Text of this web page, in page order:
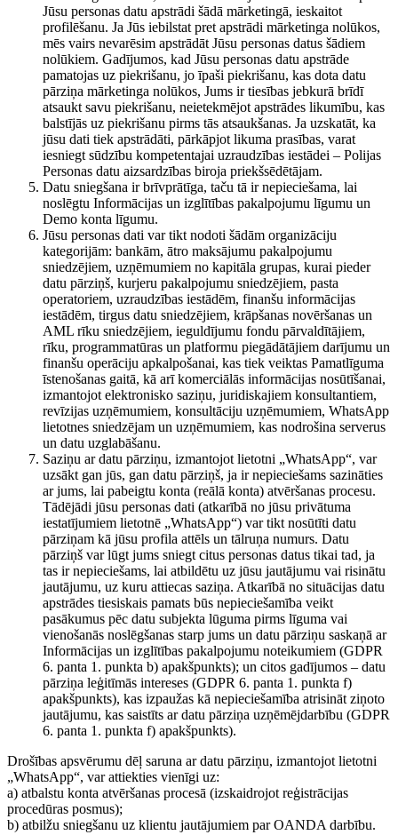
Jūsu personas datu apstrādi šādā mārketingā, ieskaitot
profilēšanu. Ja Jūs iebilstat pret apstrādi mārketinga nolūkos,
mēs vairs nevarēsim apstrādāt Jūsu personas datus šādiem
nolūkiem. Gadījumos, kad Jūsu personas datu apstrāde
pamatojas uz piekrišanu, jo īpaši piekrišanu, kas dota datu
pārziņa mārketinga nolūkos, Jums ir tiesības jebkurā brīdī
atsaukt savu piekrišanu, neietekmējot apstrādes likumību, kas
balstījās uz piekrišanu pirms tās atsaukšanas. Ja uzskatāt, ka
jūsu dati tiek apstrādāti, pārkāpjot likuma prasības, varat
iesniegt sūdzību kompetentajai uzraudzības iestādei – Polijas
Personas datu aizsardzības biroja priekšsēdētājam.
Datu sniegšana ir brīvprātīga, taču tā ir nepieciešama, lai
noslēgtu Informācijas un izglītības pakalpojumu līgumu un
Demo konta līgumu.
Jūsu personas dati var tikt nodoti šādām organizāciju
kategorijām: bankām, ātro maksājumu pakalpojumu
sniedzējiem, uzņēmumiem no kapitāla grupas, kurai pieder
datu pārziņš, kurjeru pakalpojumu sniedzējiem, pasta
operatoriem, uzraudzības iestādēm, finanšu informācijas
iestādēm, tirgus datu sniedzējiem, krāpšanas novēršanas un
AML rīku sniedzējiem, ieguldījumu fondu pārvaldītājiem,
rīku, programmatūras un platformu piegādātājiem darījumu un
finanšu operāciju apkalpošanai, kas tiek veiktas Pamatlīguma
īstenošanas gaitā, kā arī komerciālās informācijas nosūtīšanai,
izmantojot elektronisko saziņu, juridiskajiem konsultantiem,
revīzijas uzņēmumiem, konsultāciju uzņēmumiem, WhatsApp
lietotnes sniedzējam un uzņēmumiem, kas nodrošina serverus
un datu uzglabāšanu.
Saziņu ar datu pārziņu, izmantojot lietotni „WhatsApp“, var
uzsākt gan jūs, gan datu pārziņš, ja ir nepieciešams sazināties
ar jums, lai pabeigtu konta (reālā konta) atvēršanas procesu.
Tādējādi jūsu personas dati (atkarībā no jūsu privātuma
iestatījumiem lietotnē „WhatsApp“) var tikt nosūtīti datu
pārziņam kā jūsu profila attēls un tālruņa numurs. Datu
pārziņš var lūgt jums sniegt citus personas datus tikai tad, ja
tas ir nepieciešams, lai atbildētu uz jūsu jautājumu vai risinātu
jautājumu, uz kuru attiecas saziņa. Atkarībā no situācijas datu
apstrādes tiesiskais pamats būs nepieciešamība veikt
pasākumus pēc datu subjekta lūguma pirms līguma vai
vienošanās noslēgšanas starp jums un datu pārziņu saskaņā ar
Informācijas un izglītības pakalpojumu noteikumiem (GDPR
6. panta 1. punkta b) apakšpunkts); un citos gadījumos – datu
pārziņa leģitīmās intereses (GDPR 6. panta 1. punkta f)
apakšpunkts), kas izpaužas kā nepieciešamība atrisināt ziņoto
jautājumu, kas saistīts ar datu pārziņa uzņēmējdarbību (GDPR
6. panta 1. punkta f) apakšpunkts).
Drošības apsvērumu dēļ saruna ar datu pārziņu, izmantojot lietotni
„WhatsApp“, var attiekties vienīgi uz:
a) atbalstu konta atvēršanas procesā (izskaidrojot reģistrācijas
procedūras posmus);
b) atbilžu sniegšanu uz klientu jautājumiem par OANDA darbību.